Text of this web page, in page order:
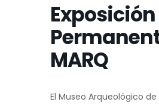
Exposición
MARQ
El Museo Arqueológico